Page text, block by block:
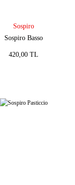
Sospiro
Sospiro Basso
420,00 TL